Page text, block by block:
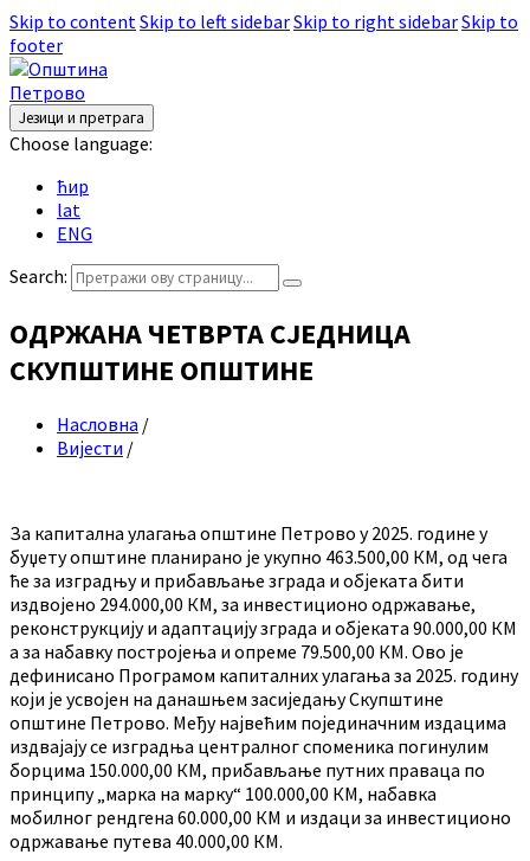
Skip to contentSkip to left sidebarSkip to right sidebarSkip to
footer
Језици и претрага
Choose language:
ћир
lat
ENG
Search:
ОДРЖАНА ЧЕТВРТА СЈЕДНИЦА
СКУПШТИНЕ ОПШТИНЕ
Насловна /
Вијести /
За капитална улагања општине Петрово у 2025. године у
буџету општине планирано је укупно 463.500,00 КМ, од чега
ће за изградњу и прибављање зграда и објеката бити
издвојено 294.000,00 КМ, за инвестиционо одржавање,
реконструкцију и адаптацију зграда и објеката 90.000,00 КМ
а за набавку постројења и опреме 79.500,00 КМ. Ово је
дефинисано Програмом капиталних улагања за 2025. годину
који је усвојен на данашњем засиједању Скупштине
општине Петрово. Међу највећим појединачним издацима
издвајају се изградња централног споменика погинулим
борцима 150.000,00 КМ, прибављање путних праваца по
принципу „марка на марку“ 100.000,00 КМ, набавка
мобилног рендгена 60.000,00 КМ и издаци за инвестиционо
одржавање путева 40.000,00 КМ.